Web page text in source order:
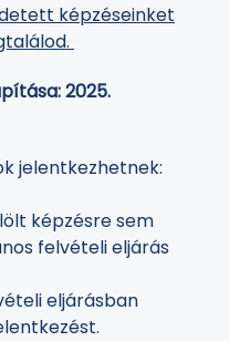
képzéseinket
2025.
jelentkezhetnek:
képzésre sem
felvételi eljárás
eljárásban